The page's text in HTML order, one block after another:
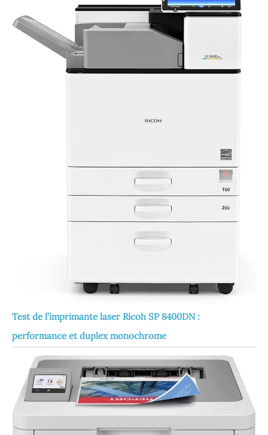
Test de l’imprimante laser Ricoh SP 8400DN :
performance et duplex monochrome